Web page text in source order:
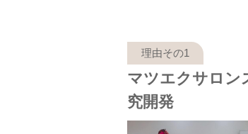
マツエクサロン
究開発